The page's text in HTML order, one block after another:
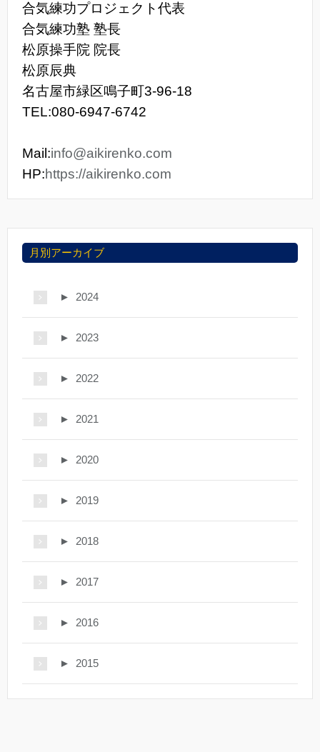
合気練功プロジェクト代表
合気練功塾 塾長
松原操手院 院長
松原辰典
名古屋市緑区鳴子町3-96-18
TEL:080-6947-6742
Mail:info@aikirenko.com
HP:https://aikirenko.com
月別アーカイブ
► 2024
► 2023
► 2022
► 2021
► 2020
► 2019
► 2018
► 2017
► 2016
► 2015